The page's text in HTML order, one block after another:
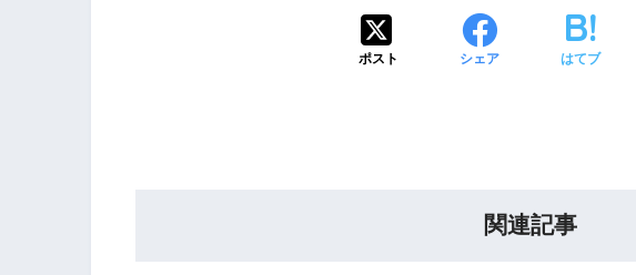
ポスト シェア はてブ
関連記事